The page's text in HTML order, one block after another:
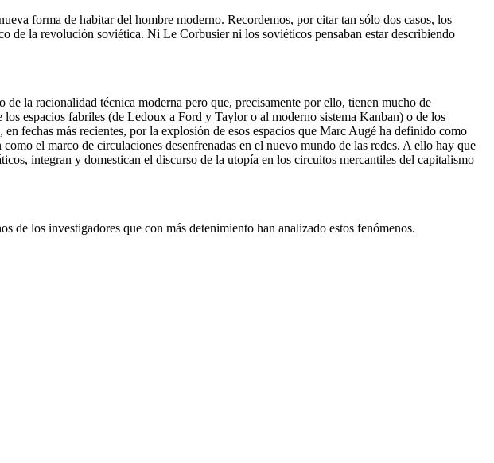
forma de habitar del hombre moderno. Recordemos, por citar tan sólo dos casos, los
de la revolución soviética. Ni Le Corbusier ni los soviéticos pensaban estar describiendo
la racionalidad técnica moderna pero que, precisamente por ello, tienen mucho de
espacios fabriles (de Ledoux a Ford y Taylor o al moderno sistema Kanban) o de los
fechas más recientes, por la explosión de esos espacios que Marc Augé ha definido como
el marco de circulaciones desenfrenadas en el nuevo mundo de las redes. A ello hay que
integran y domestican el discurso de la utopía en los circuitos mercantiles del capitalismo
de los investigadores que con más detenimiento han analizado estos fenómenos.